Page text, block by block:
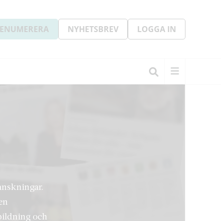
NYHETSBREV LOGGA IN
och